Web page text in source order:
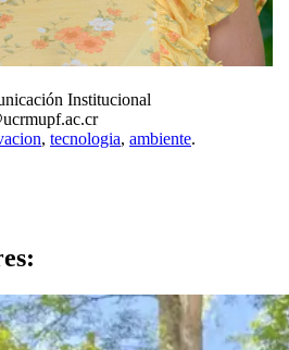
Institucional
mupf.ac.cr
, tecnologia, ambiente.